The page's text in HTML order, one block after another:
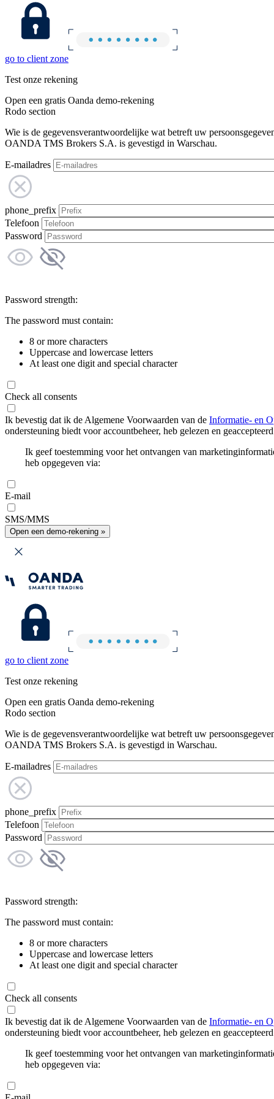
go to client zone
Test onze rekening
Open een gratis Oanda demo-rekening
Rodo section
Wie is de gegevensverantwoordelijke wat betreft uw
OANDA TMS Brokers S.A. is gevestigd in Warschau.
E-mailadres
phone_prefix
Telefoon
Password
Password strength:
The password must contain:
8 or more characters
Uppercase and lowercase letters
At least one digit and special character
Check all consents
Ik bevestig dat ik de Algemene Voorwaarden van de Informatie- en
ondersteuning biedt voor accountbeheer, heb gelezen en
Ik geef toestemming voor het ontvangen van
heb opgegeven via:
E-mail
SMS/MMS
Open een demo-rekening »
go to client zone
Test onze rekening
Open een gratis Oanda demo-rekening
Rodo section
Wie is de gegevensverantwoordelijke wat betreft uw
OANDA TMS Brokers S.A. is gevestigd in Warschau.
E-mailadres
phone_prefix
Telefoon
Password
Password strength:
The password must contain:
8 or more characters
Uppercase and lowercase letters
At least one digit and special character
Check all consents
Ik bevestig dat ik de Algemene Voorwaarden van de Informatie- en
ondersteuning biedt voor accountbeheer, heb gelezen en
Ik geef toestemming voor het ontvangen van
heb opgegeven via: